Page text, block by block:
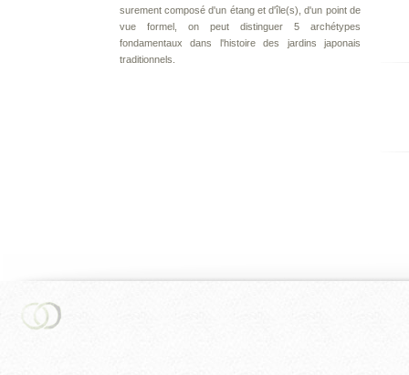
surement composé d'un étang et d'île(s), d'un point de
vue formel, on peut distinguer 5 archétypes
fondamentaux dans l'histoire des jardins japonais
traditionnels.